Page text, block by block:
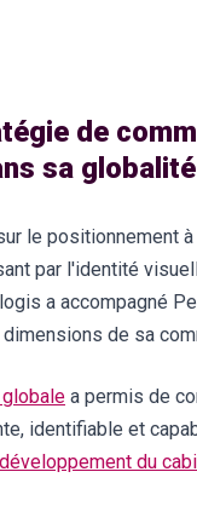
de
sa globalité
le positionnement
par l'identité
a accompagné
de sa
a permis de
identifiable et
développement du